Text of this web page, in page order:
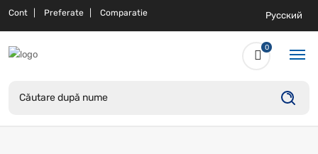
Cont Preferate Comparatie Русский
0